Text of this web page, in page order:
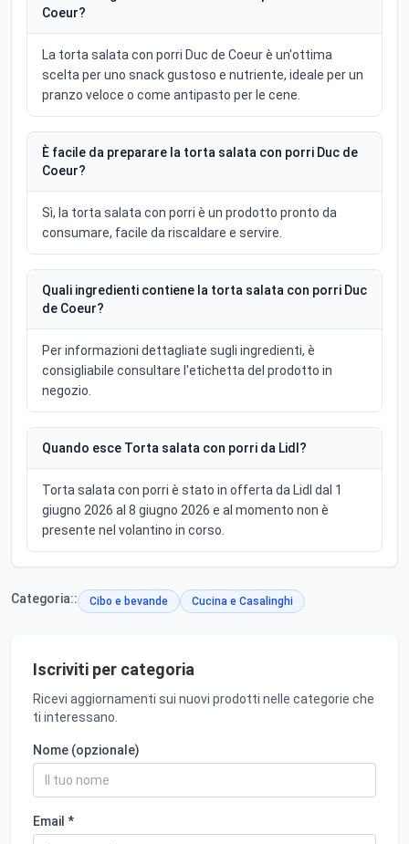
Coeur?
La torta salata con porri Duc de Coeur è un'ottima
scelta per uno snack gustoso e nutriente, ideale per un
pranzo veloce o come antipasto per le cene.
È facile da preparare la torta salata con porri Duc de
Coeur?
Sì, la torta salata con porri è un prodotto pronto da
consumare, facile da riscaldare e servire.
Quali ingredienti contiene la torta salata con porri Duc
de Coeur?
Per informazioni dettagliate sugli ingredienti, è
consigliabile consultare l'etichetta del prodotto in
negozio.
Quando esce Torta salata con porri da Lidl?
Torta salata con porri è stato in offerta da Lidl dal 1
giugno 2026 al 8 giugno 2026 e al momento non è
presente nel volantino in corso.
Categoria:: Cibo e bevande Cucina e Casalinghi
Iscriviti per categoria
Ricevi aggiornamenti sui nuovi prodotti nelle categorie che
ti interessano.
Nome (opzionale)
Email *